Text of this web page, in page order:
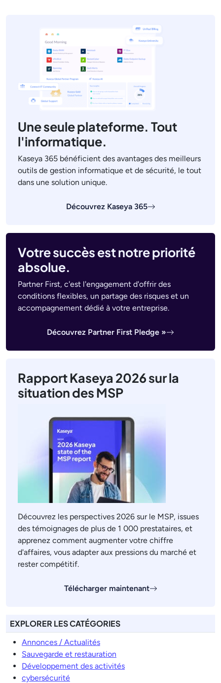
Une seule plateforme. Tout
l'informatique.
Kaseya 365 bénéficient des avantages des meilleurs
outils de gestion informatique et de sécurité, le tout
dans une solution unique.
Découvrez Kaseya 365
Votre succès est notre priorité
absolue.
Partner First, c'est l'engagement d'offrir des
conditions flexibles, un partage des risques et un
accompagnement dédié à votre entreprise.
Découvrez Partner First Pledge »
Rapport Kaseya 2026 sur la
situation des MSP
Découvrez les perspectives 2026 sur le MSP, issues
des témoignages de plus de 1 000 prestataires, et
apprenez comment augmenter votre chiffre
d'affaires, vous adapter aux pressions du marché et
rester compétitif.
Télécharger maintenant
EXPLORER LES CATÉGORIES
Annonces / Actualités
Sauvegarde et restauration
Développement des activités
cybersécurité